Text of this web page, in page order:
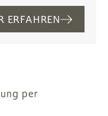
ERFAHREN
per